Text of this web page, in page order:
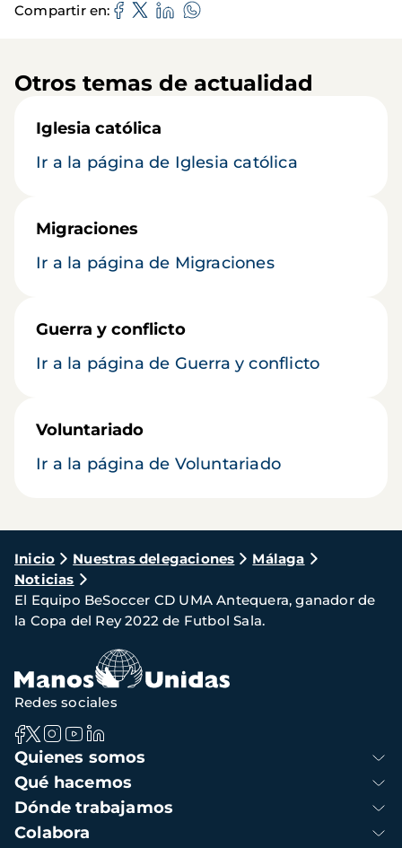
Compartir en
Otros temas de actualidad
Iglesia católica
Ir a la página de Iglesia católica
Migraciones
Ir a la página de Migraciones
Guerra y conflicto
Ir a la página de Guerra y conflicto
Voluntariado
Ir a la página de Voluntariado
Ruta
de
navegación
Inicio Nuestras delegaciones
Málaga
Noticias
El Equipo BeSoccer CD UMA Antequera, ganador de
la Copa del Rey 2022 de Futbol Sala.
Navegación
principal
Quienes somos
Qué hacemos
Dónde trabajamos
Colabora
Redes sociales